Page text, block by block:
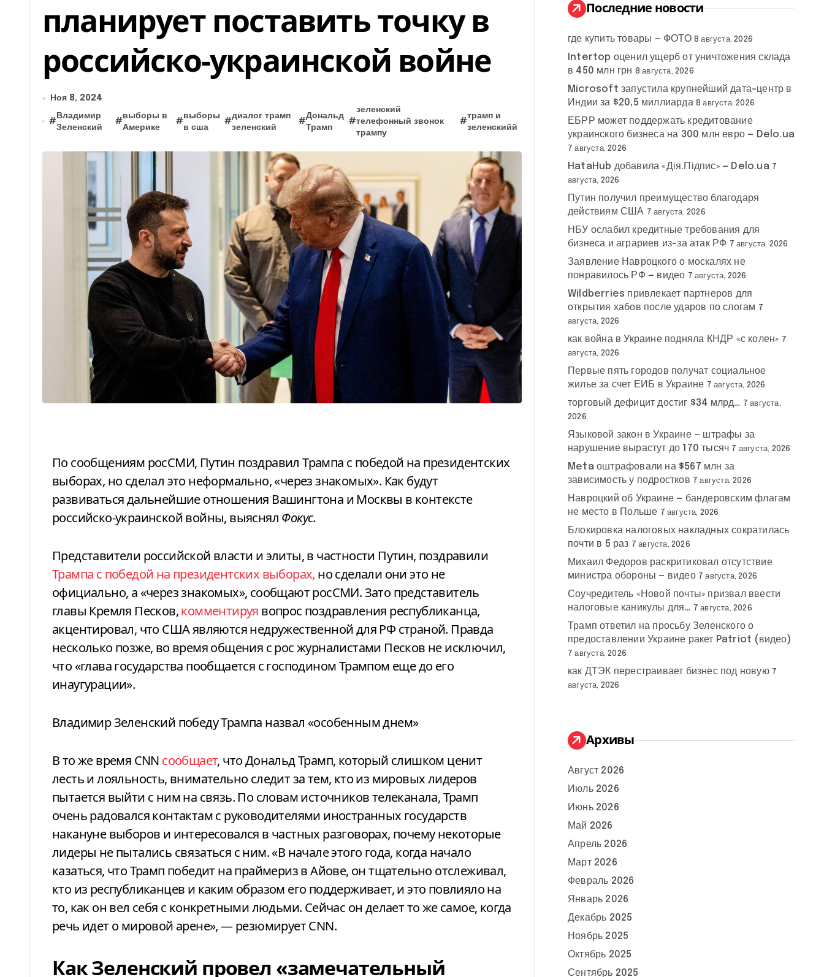
планирует поставить точку в
российско-украинской войне
Ноя 8, 2024
#
Владимир
Зеленский
#
выборы в
Америке
#
выборы
в сша
#
диалог трамп
зеленский
#
Дональд
Трамп
#
зеленский
телефонный звонок
трампу
#
трамп и
зеленскийй
По сообщениям росСМИ, Путин поздравил Трампа с победой на президентских
выборах, но сделал это неформально, «через знакомых». Как будут
развиваться дальнейшие отношения Вашингтона и Москвы в контексте
российско-украинской войны, выяснял Фокус.
Представители российской власти и элиты, в частности Путин, поздравили
Трампа с победой на президентских выборах, но сделали они это не
официально, а «через знакомых», сообщают росСМИ. Зато представитель
главы Кремля Песков,комментируя вопрос поздравления республиканца,
акцентировал, что США являются недружественной для РФ страной. Правда
несколько позже, во время общения с рос журналистами Песков не исключил,
что «глава государства пообщается с господином Трампом еще до его
инаугурации».
Владимир Зеленский победу Трампа назвал «особенным днем»
В то же время CNN сообщает, что Дональд Трамп, который слишком ценит
лесть и лояльность, внимательно следит за тем, кто из мировых лидеров
пытается выйти с ним на связь. По словам источников телеканала, Трамп
очень радовался контактам с руководителями иностранных государств
накануне выборов и интересовался в частных разговорах, почему некоторые
лидеры не пытались связаться с ним. «В начале этого года, когда начало
казаться, что Трамп победит на праймериз в Айове, он тщательно отслеживал,
кто из республиканцев и каким образом его поддерживает, и это повлияло на
то, как он вел себя с конкретными людьми. Сейчас он делает то же самое, когда
речь идет о мировой арене», — резюмирует CNN.
Как Зеленский провел «замечательный
:
Последние новости
где купить товары — ФОТО 8 августа, 2026
Intertop оценил ущерб от уничтожения склада
в 450 млн грн 8 августа, 2026
Microsoft запустила крупнейший дата-центр в
Индии за $20,5 миллиарда 8 августа, 2026
ЕБРР может поддержать кредитование
украинского бизнеса на 300 млн евро — Delo.ua
7 августа, 2026
HataHub добавила «Дія.Підпис» — Delo.ua 7
августа, 2026
Путин получил преимущество благодаря
действиям США 7 августа, 2026
НБУ ослабил кредитные требования для
бизнеса и аграриев из-за атак РФ 7 августа, 2026
Заявление Навроцкого о москалях не
понравилось РФ — видео 7 августа, 2026
Wildberries привлекает партнеров для
открытия хабов после ударов по слогам 7
августа, 2026
как война в Украине подняла КНДР «с колен» 7
августа, 2026
Первые пять городов получат социальное
жилье за счет ЕИБ в Украине 7 августа, 2026
торговый дефицит достиг $34 млрд… 7 августа,
2026
Языковой закон в Украине — штрафы за
нарушение вырастут до 170 тысяч 7 августа, 2026
Meta оштрафовали на $567 млн за
зависимость у подростков 7 августа, 2026
Навроцкий об Украине — бандеровским флагам
не место в Польше 7 августа, 2026
Блокировка налоговых накладных сократилась
почти в 5 раз 7 августа, 2026
Михаил Федоров раскритиковал отсутствие
министра обороны — видео 7 августа, 2026
Соучредитель «Новой почты» призвал ввести
налоговые каникулы для… 7 августа, 2026
Трамп ответил на просьбу Зеленского о
предоставлении Украине ракет Patriot (видео)
7 августа, 2026
как ДТЭК перестраивает бизнес под новую 7
августа, 2026
Архивы
Август 2026
Июль 2026
Июнь 2026
Май 2026
Апрель 2026
Март 2026
Февраль 2026
Январь 2026
Декабрь 2025
Ноябрь 2025
Октябрь 2025
Сентябрь 2025